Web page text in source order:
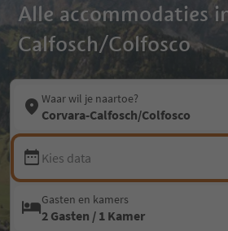
Alle accommodaties
Calfosch/Colfosco
Waar wil je naartoe?
Corvara-Calfosch/Colfosco
Kies data
Gasten en kamers
2 Gasten / 1 Kamer